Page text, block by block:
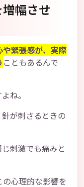
幅させ
や緊張感が、実際
こともあるんで
ね。
が刺さるときの
刺激でも痛みと
心理的な影響を